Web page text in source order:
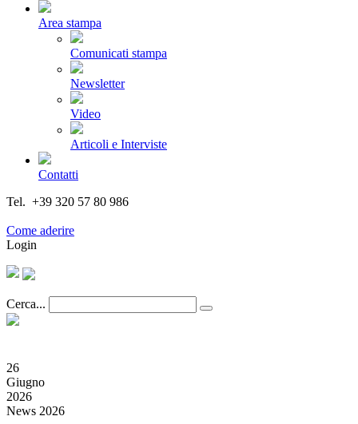
Area stampa
Comunicati stampa
Newsletter
Video
Articoli e Interviste
Contatti
Tel. +39 320 57 80 986
Come aderire
Login
Cerca...
26
Giugno
2026
News 2026